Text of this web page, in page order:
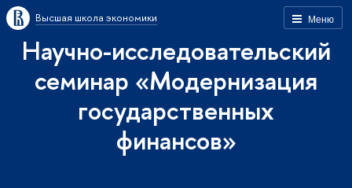
Меню
Высшая школа экономики
Научно-исследовательский
семинар «Модернизация
государственных
финансов»